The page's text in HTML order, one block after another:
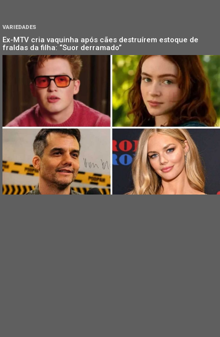
VARIEDADES
Ex-MTV cria vaquinha após cães destruírem estoque de
fraldas da filha: “Suor derramado”